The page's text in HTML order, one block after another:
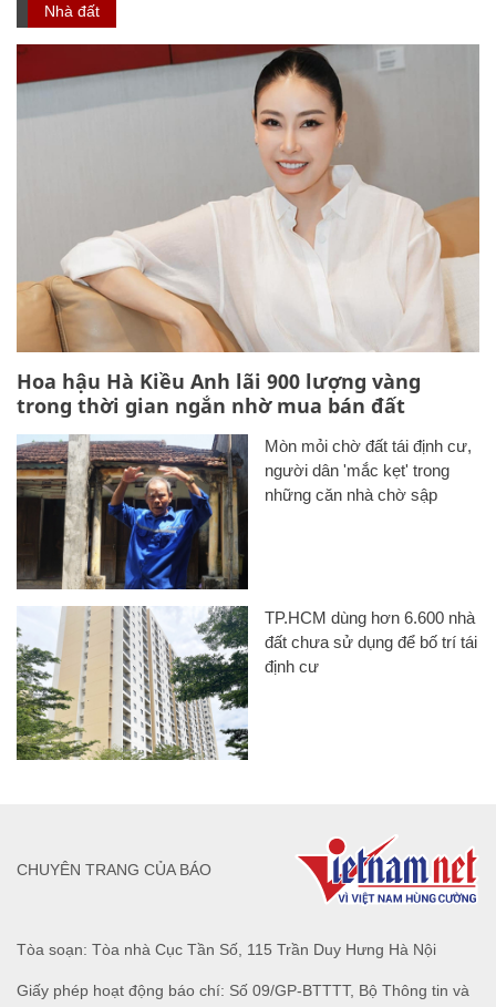
Nhà đất
Hoa hậu Hà Kiều Anh lãi 900 lượng vàng
trong thời gian ngắn nhờ mua bán đất
Mòn mỏi chờ đất tái định cư,
người dân 'mắc kẹt' trong
những căn nhà chờ sập
TP.HCM dùng hơn 6.600 nhà
đất chưa sử dụng để bố trí tái
định cư
Tòa soạn: Tòa nhà Cục Tần Số, 115 Trần Duy Hưng Hà Nội
Giấy phép hoạt động báo chí: Số 09/GP-BTTTT, Bộ Thông tin và
CHUYÊN TRANG CỦA BÁO